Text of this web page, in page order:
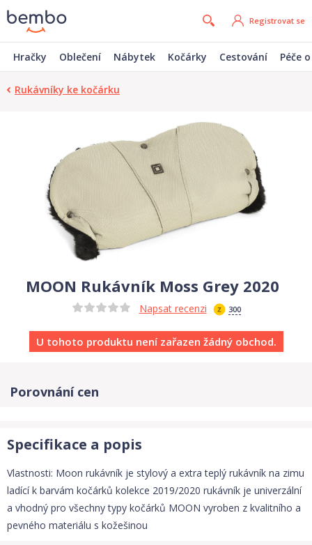
Registrovat se
Hračky Oblečení Nábytek Kočárky Cestování Péče
Rukávníky ke kočárku
MOON Rukávník Moss Grey 2020
Napsat recenzi 300
U tohoto produktu není zařazen žádný obchod.
Porovnání cen
Specifikace a popis
Vlastnosti: Moon rukávník je stylový a extra teplý rukávník na zimu
ladící k barvám kočárků kolekce 2019/2020 rukávník je univerzální
a vhodný pro všechny typy kočárků MOON vyroben z kvalitního a
pevného materiálu s kožešinou